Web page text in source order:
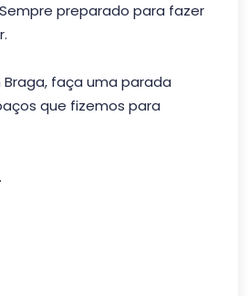
preparado para fazer
faça uma parada
que fizemos para